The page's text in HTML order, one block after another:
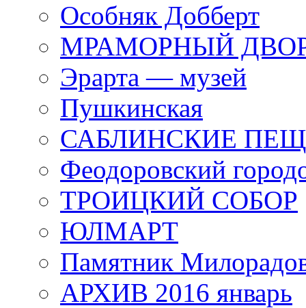
Особняк Добберт
МРАМОРНЫЙ
Эрарта — музей
Пушкинская
САБЛИНСКИЕ
Феодоровский
ТРОИЦКИЙ СОБОР
ЮЛМАРТ
Памятник
АРХИВ 2016 январь